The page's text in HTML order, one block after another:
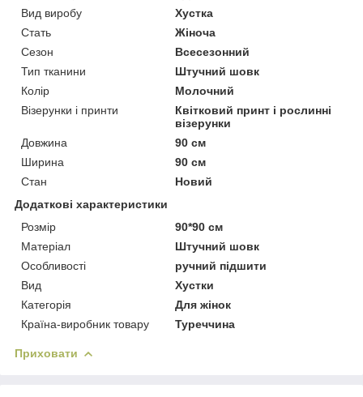
Вид виробу
Хустка
Стать
Жіноча
Сезон
Всесезонний
Тип тканини
Штучний шовк
Колір
Молочний
Візерунки і принти
Квітковий принт і рослинні
візерунки
Довжина
90 см
Ширина
90 см
Стан
Новий
Додаткові характеристики
Розмір
90*90 см
Матеріал
Штучний шовк
Особливості
ручний підшити
Вид
Хустки
Категорія
Для жінок
Країна-виробник товару
Туреччина
Приховати